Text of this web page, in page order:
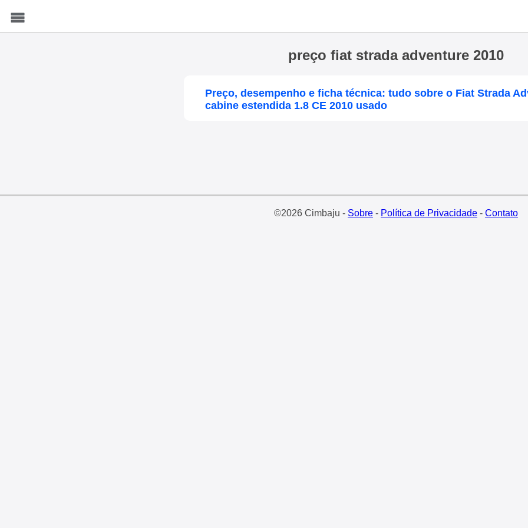
preço fiat strada adventure 2010
Preço, desempenho e ficha técnica: tudo sobre o Fiat Strada
cabine estendida 1.8 CE 2010 usado
©2026 Cimbaju - Sobre- Política de Privacidade- Contato